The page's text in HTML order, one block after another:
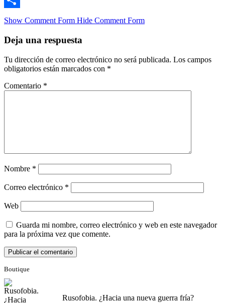
Compartir
Show Comment Form Hide Comment Form
Deja una respuesta
Tu dirección de correo electrónico no será publicada. Los campos
obligatorios están marcados con *
Comentario *
Nombre *
Correo electrónico *
Web
Guarda mi nombre, correo electrónico y web en este navegador
para la próxima vez que comente.
Boutique
Rusofobia. ¿Hacia una nueva guerra fría?